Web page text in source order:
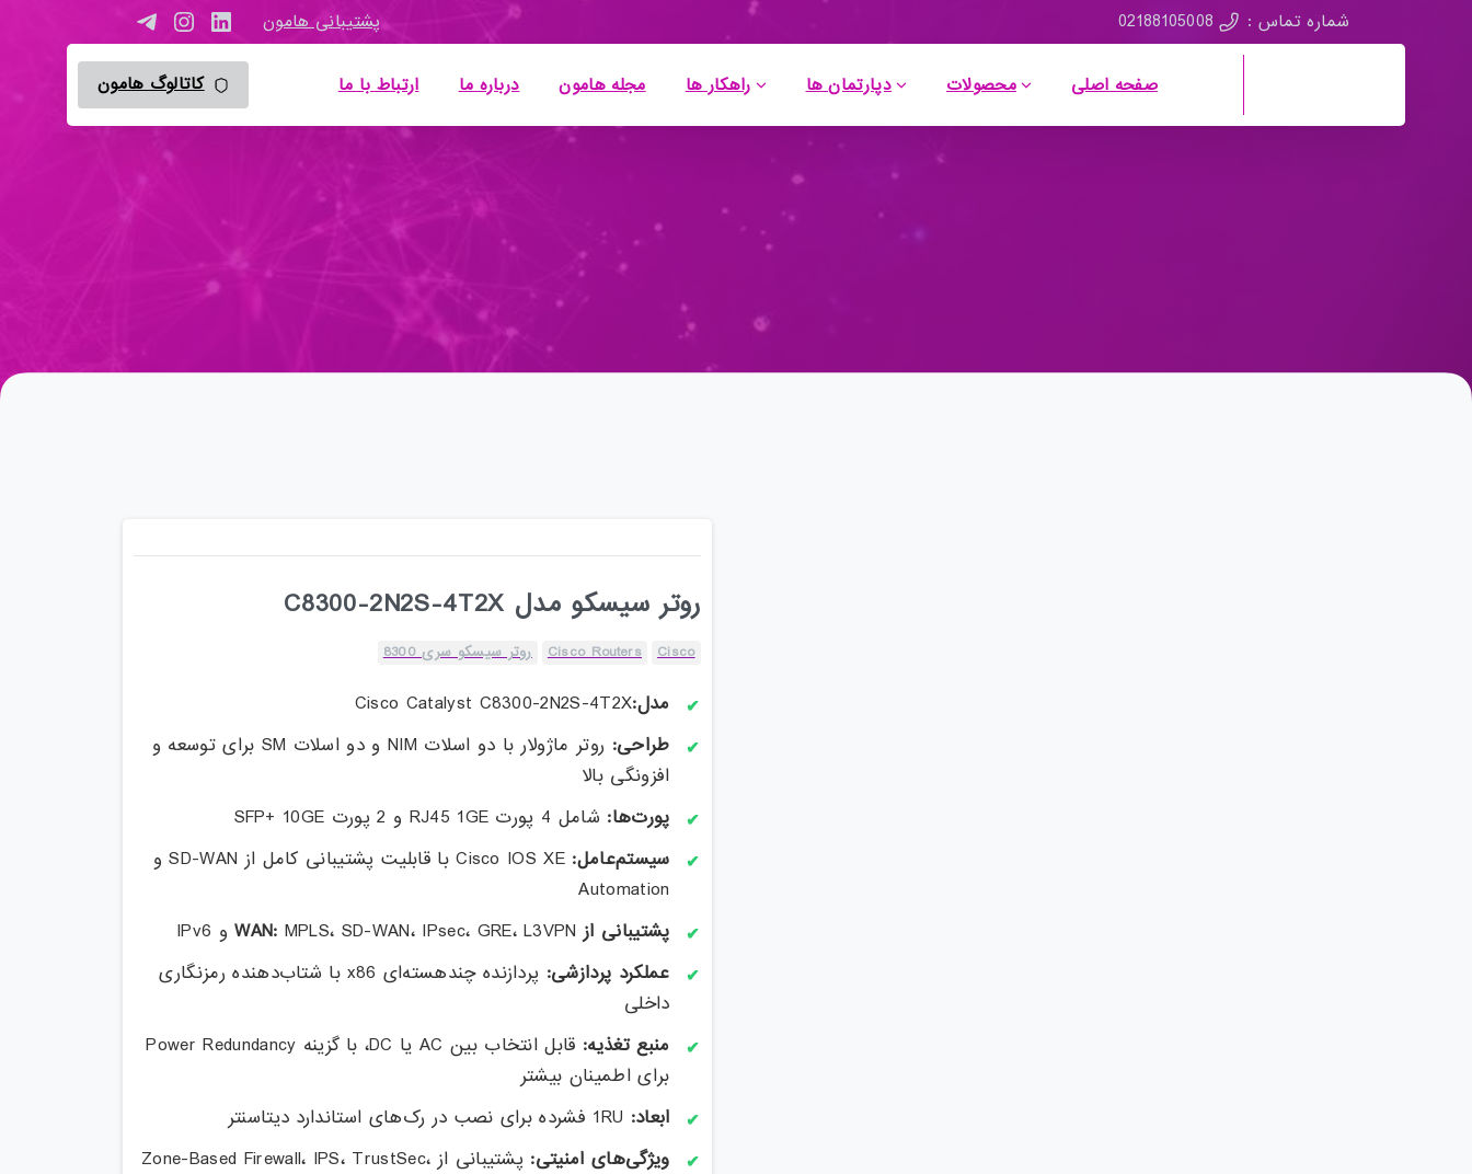
شماره تماس : 02188105008 پشتیبانی هامون
صفحه اصلی محصولات دپارتمان ها راهکار ها مجله هامون درباره ما ارتباط با ما کاتالوگ هامون
روتر سیسکو مدل C8300-2N2S-4T2X
Cisco
Cisco Routers روتر سیسکو سری 8300
مدل:Cisco Catalyst C8300-2N2S-4T2X
طراحی:
روتر ماژولار با دو اسلات NIM و دو اسلات SM برای توسعه و
افزونگی بالا
پورت‌ها: شامل 4 پورت RJ45 1GE و 2 پورت SFP+ 10GE
سیستم‌عامل:
Cisco IOS XE با قابلیت پشتیبانی کامل از SD-WAN و
Automation
پشتیبانی از WAN: MPLS، SD-WAN، IPsec، GRE، L3VPN و IPv6
عملکرد پردازشی:
پردازنده چند‌هسته‌ای x86 با شتاب‌دهنده رمزنگاری
داخلی
منبع تغذیه:
قابل انتخاب بین AC یا DC، با گزینه Power Redundancy
برای اطمینان بیشتر
ابعاد:
ویژگی‌های امنیتی:
پشتیبانی از Zone-Based Firewall، IPS، TrustSec،